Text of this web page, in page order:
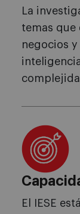
La
temas que
negocios
El IESE